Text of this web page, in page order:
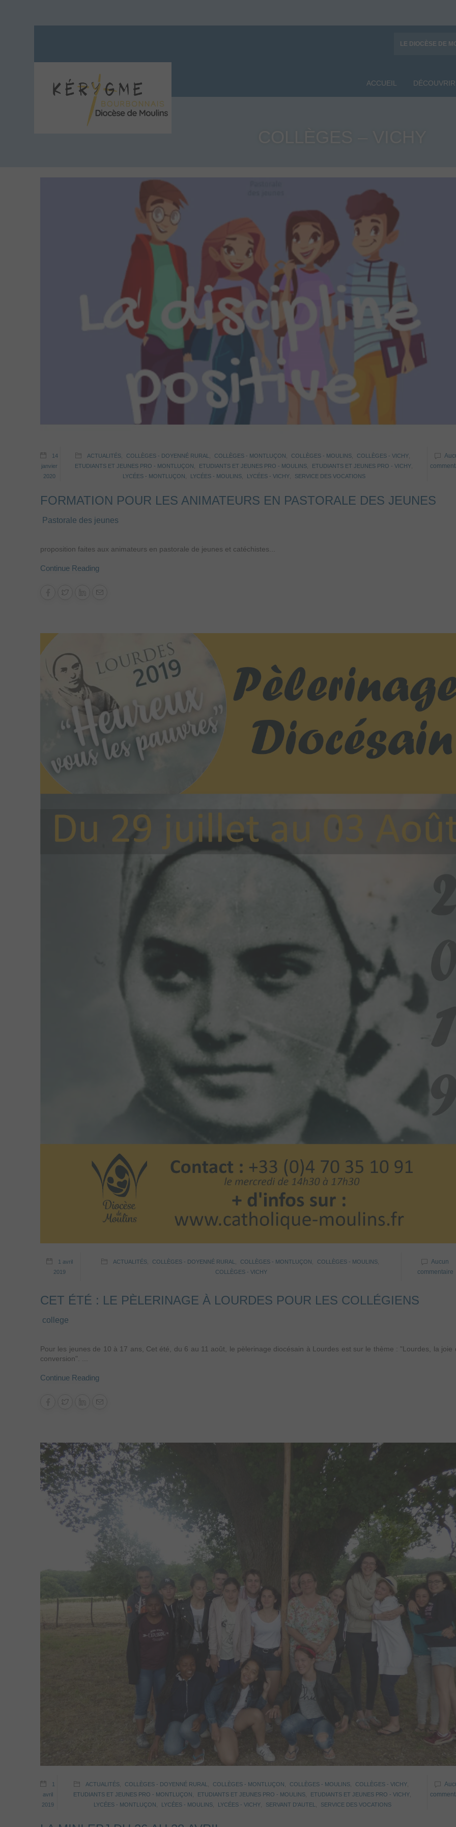
LE DIOCÈSE DE
ACCUEIL
14
janvier
2020
ACTUALITÉS, COLLÈGES - DOYENNÉ RURAL, COLLÈGES - MONTLUÇON , COLLÈGES - MOULINS, COLLÈGES - VICHY,
ETUDIANTS ET JEUNES PRO - MONTLUÇON , ETUDIANTS ET JEUNES PRO - MOULINS, ETUDIANTS ET JEUNES PRO - VICHY,
LYCÉES - MONTLUÇON , LYCÉES - MOULINS, LYCÉES - VICHY, SERVICE DES VOCATIONS
FORMATION POUR LES ANIMATEURS EN PASTORALE DES JEUNES
Pastorale des jeunes
proposition faites aux animateurs en pastorale de jeunes et catéchistes...
Continue Reading
1 avril
2019
ACTUALITÉS, COLLÈGES - DOYENNÉ RURAL COLLÈGES - MONTLUÇON COLLÈGES - MOULINS,
COLLÈGES - VICHY
Aucun
commentaire
CET ÉTÉ : LE PÈLERINAGE À LOURDES POUR LES COLLÉGIENS
college
Pour les jeunes de 10 à 17 ans, Cet été, du 6 au 11 août, le pèlerinage diocésain à Lourdes est sur le thème : "Lourdes, la joie
conversion". ...
Continue Reading
1
avril
2019
ACTUALITÉS COLLÈGES - DOYENNÉ RURAL COLLÈGES - MONTLUÇON COLLÈGES - MOULINS COLLÈGES - VICHY
ETUDIANTS ET JEUNES PRO - MONTLUÇON
ETUDIANTS ET JEUNES PRO - MOULINS ETUDIANTS ET JEUNES PRO - VICHY
LYCÉES - MONTLUÇON
LYCÉES - MOULINS, LYCÉES - VICHY, SERVANT D'AUTEL SERVICE DES VOCATIONS